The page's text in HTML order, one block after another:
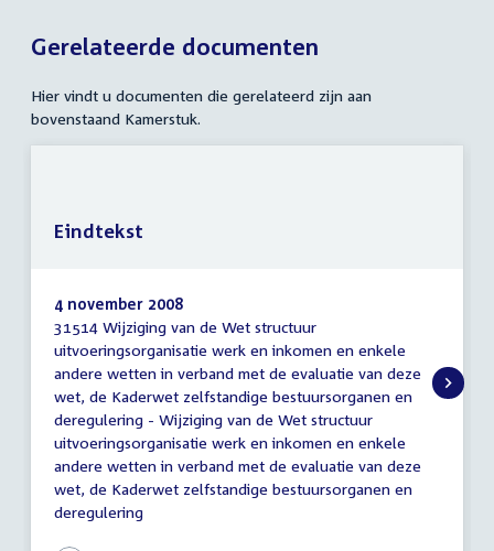
Gerelateerde documenten
Hier vindt u documenten die gerelateerd zijn aan
bovenstaand Kamerstuk.
Eindtekst
4 november 2008
31514 Wijziging van de Wet structuur
uitvoeringsorganisatie werk en inkomen en enkele
andere wetten in verband met de evaluatie van deze
wet, de Kaderwet zelfstandige bestuursorganen en
deregulering - Wijziging van de Wet structuur
uitvoeringsorganisatie werk en inkomen en enkele
andere wetten in verband met de evaluatie van deze
wet, de Kaderwet zelfstandige bestuursorganen en
deregulering
Eindtekst